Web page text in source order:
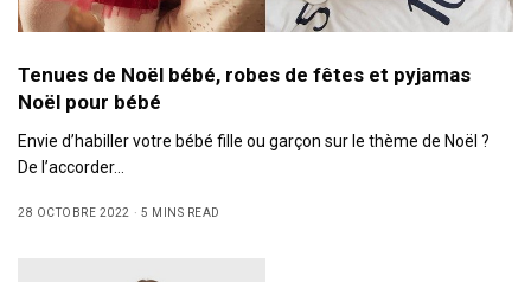
Tenues de Noël bébé, robes de fêtes et pyjamas
Noël pour bébé
Envie d’habiller votre bébé fille ou garçon sur le thème de Noël ?
De l’accorder…
28 OCTOBRE 2022 5 MINS READ